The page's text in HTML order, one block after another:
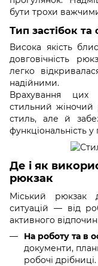
бути трохи
Тип застібок та
Висока якість
довговічність
легко
надійними.
Врахування цих
стильний жіночий
стиль, але й
функціональність
Де і як
рюкзак
Міський рюкзак
ситуацій — від
активного
На роботу та в
документи,
робочі дрібниці.